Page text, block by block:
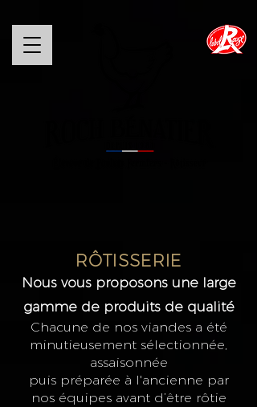
RÔTISSERIE
Nous vous proposons une large
gamme de produits de qualité
Chacune de nos viandes a été
minutieusement sélectionnée,
assaisonnée
puis préparée à l'ancienne par
nos équipes avant d’être rôtie